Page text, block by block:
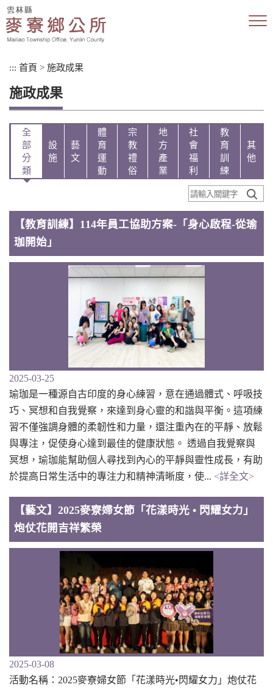
跳
到
主
::: 首頁 > 施政成果
施政成果
全
部
分
類
設
施
藝
文
體
育
運
動
宗
教
禮
俗
地
方
產
業
社
會
福
利
教
育
訓
練
其
他
【教育訓練】114年員工協助方案-「身心啟程-從瑜
珈開始」
2025-03-25
瑜珈是一種源自古印度的身心練習，意在通過體式、呼吸技
巧、冥想和自我覺察，來達到身心靈的和諧與平衡。這項練
習不僅強調身體的柔韌性和力量，還注重內在的平靜、放鬆
與專注，促使身心達到最佳的健康狀態。 透過自我覺察與
冥想，瑜珈能幫助個人尋找到內心的平靜與靈性成長，有助
於提高日常生活中的專注力和精神清晰度，使... <詳全文>
【藝文】2025麥寮婦女節「花漾時光 • 閃耀女力」
炮仗花開吉祥繁榮
2025-03-08
活動名稱：2025麥寮婦女節「花漾時光•閃耀女力」炮仗花